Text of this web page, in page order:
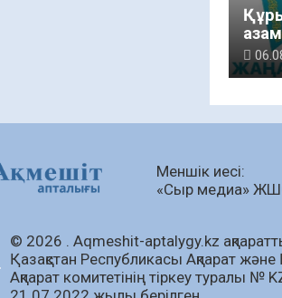
Меншік иесі:
«Сыр медиа»
© 2026 . Аqmeshit-aptalygy.kz ақпараттық
Қазақстан Республикасы Ақпарат
Ақпарат комитетінің тіркеу туралы №